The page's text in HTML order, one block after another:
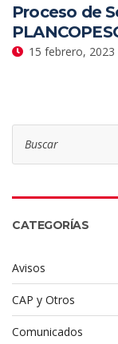
Proceso de
15 febrero, 2023
CATEGORÍAS
Avisos
CAP y Otros
Comunicados